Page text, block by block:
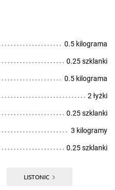
0.5 kilograma
0.25 szklanki
0.5 kilograma
2 łyżki
0.25 szklanki
3 kilogramy
0.25 szklanki
LISTONIC